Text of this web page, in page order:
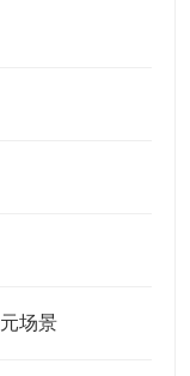
场景